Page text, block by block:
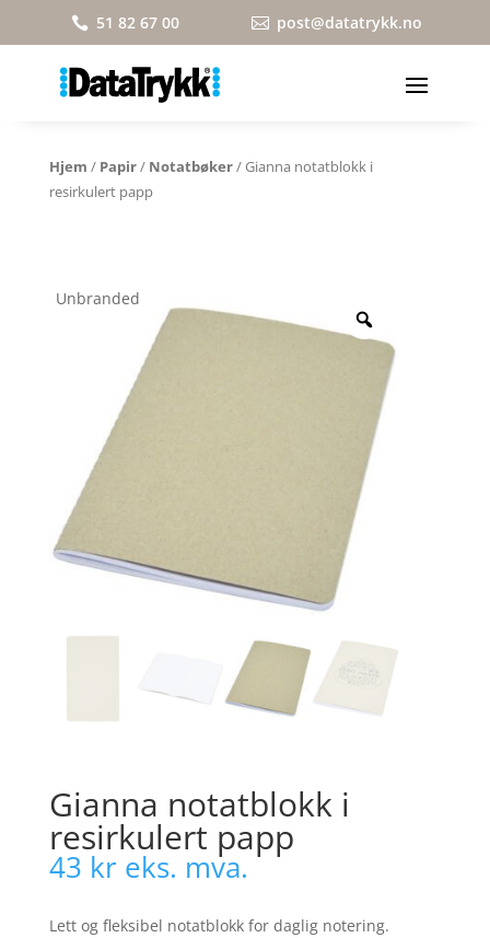
 51 82 67 00  post@datatrykk.no
Hjem / Papir/ Notatbøker/ Gianna notatblokk i
resirkulert papp
Unbranded
Gianna notatblokk i
resirkulert papp
43 kr eks. mva.
Lett og fleksibel notatblokk for daglig notering.